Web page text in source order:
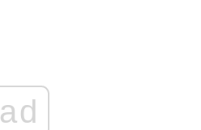
ad